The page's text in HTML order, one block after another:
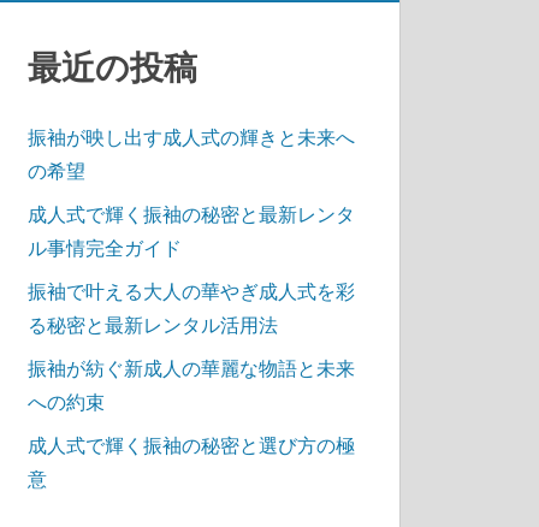
最近の投稿
振袖が映し出す成人式の輝きと未来へ
の希望
成人式で輝く振袖の秘密と最新レンタ
ル事情完全ガイド
振袖で叶える大人の華やぎ成人式を彩
る秘密と最新レンタル活用法
振袖が紡ぐ新成人の華麗な物語と未来
への約束
成人式で輝く振袖の秘密と選び方の極
意